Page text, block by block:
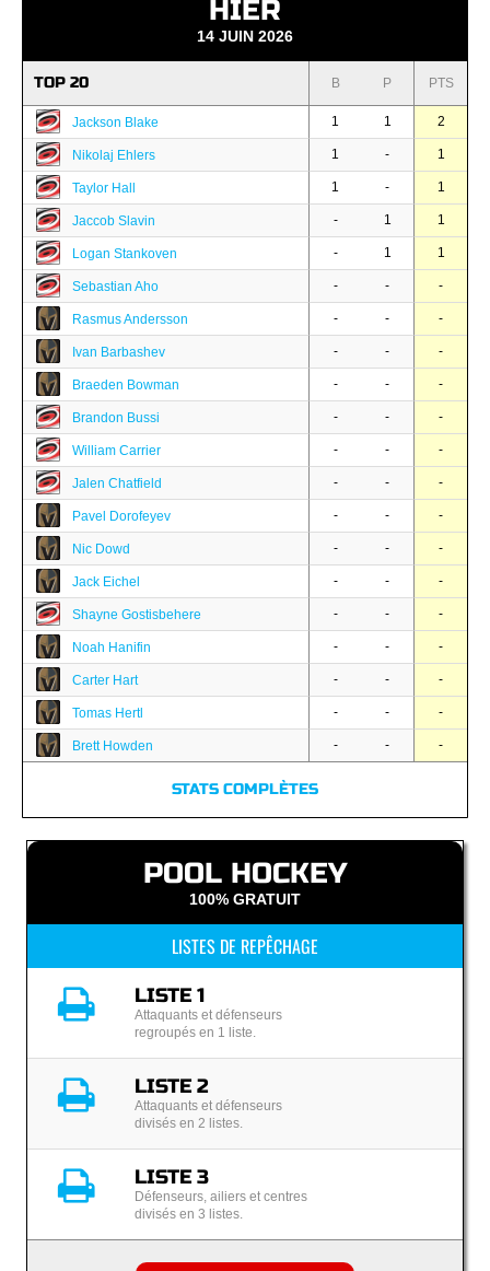
HIER
14 JUIN 2026
TOP 20 B P PTS
Jackson Blake 1 1 2
Nikolaj Ehlers 1 - 1
Taylor Hall 1 - 1
Jaccob Slavin - 1 1
Logan Stankoven - 1 1
Sebastian Aho - - -
Rasmus Andersson - - -
Ivan Barbashev - - -
Braeden Bowman - - -
Brandon Bussi - - -
William Carrier - - -
Jalen Chatfield - - -
Pavel Dorofeyev - - -
Nic Dowd - - -
Jack Eichel - - -
Shayne Gostisbehere - - -
Noah Hanifin - - -
Carter Hart - - -
Tomas Hertl - - -
Brett Howden - - -
STATS COMPLÈTES
POOL HOCKEY
100% GRATUIT
LISTES DE REPÊCHAGE
LISTE 1
Attaquants et défenseurs
regroupés en 1 liste.
LISTE 2
Attaquants et défenseurs
divisés en 2 listes.
LISTE 3
Défenseurs, ailiers et centres
divisés en 3 listes.